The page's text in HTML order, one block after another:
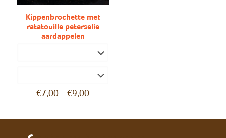
Kippenbrochette met
ratatouille peterselie
aardappelen
€7,00 –€9,00